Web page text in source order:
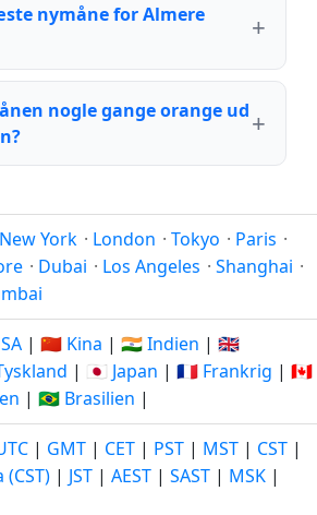
nymåne for Almere
nogle gange orange ud
New York · London · Tokyo · Paris ·
· Dubai · Los Angeles · Shanghai ·
| 🇨🇳 Kina | 🇮🇳 Indien | 🇬🇧
| 🇯🇵 Japan | 🇫🇷 Frankrig | 🇨🇦
| 🇧🇷 Brasilien |
| GMT | CET | PST | MST | CST |
(CST) | JST | AEST | SAST | MSK |